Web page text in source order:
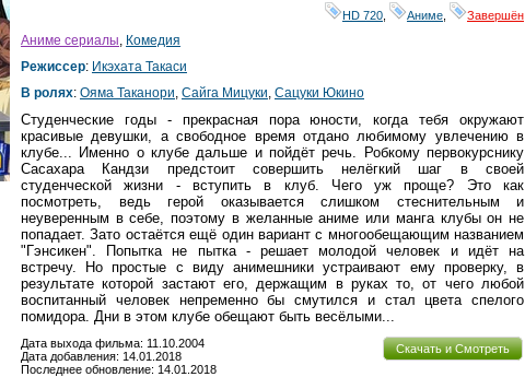
HD 720 Аниме Завершён
Аниме сериалы, Комедия
Режиссер: Икэхата Такаси
В ролях: Ояма Таканори, Сайга Мицуки, Сацуки Юкино
Студенческие годы - прекрасная пора юности, когда тебя окружают
красивые девушки, а свободное время отдано любимому увлечению в
клубе... Именно о клубе дальше и пойдёт речь. Робкому первокурснику
Сасахара Кандзи предстоит совершить нелёгкий шаг в своей
студенческой жизни - вступить в клуб. Чего уж проще? Это как
посмотреть, ведь герой оказывается слишком стеснительным и
неуверенным в себе, поэтому в желанные аниме или манга клубы он не
попадает. Зато остаётся ещё один вариант с многообещающим названием
"Гэнсикен". Попытка не пытка - решает молодой человек и идёт на
встречу. Но простые с виду анимешники устраивают ему проверку, в
результате которой застают его, держащим в руках то, от чего любой
воспитанный человек непременно бы смутился и стал цвета спелого
помидора. Дни в этом клубе обещают быть весёлыми...
Скачать и Смотреть
Дата выхода фильма: 11.10.2004
Дата добавления: 14.01.2018
Последнее обновление: 14.01.2018